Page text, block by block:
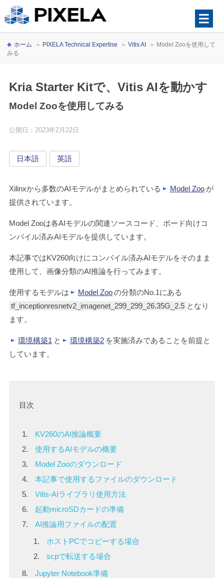
ホーム ＞ PIXELA Technical Expertise ＞ Vitis AI ＞
Model Zooを使用して
みる
Kria Starter Kitで、Vitis AIを動かす
Model Zooを使用してみる
公開日：2023年2月22日
日本語 英語
Xilinxから多数のAIモデルがまとめられている Model Zoo が
提供されています。
Model Zooは各AIモデルの関連ソースコード、ボード向けコ
ンパイル済みAIモデルを提供しています。
本記事ではKV260向けにコンパイル済みAIモデルをそのまま
使用して、画像分類のAI推論を行ってみます。
使用するモデルは Model Zooの分類のNo.1にある
tf_inceptionresnetv2_imagenet_299_299_26.35G_2.5 となり
ます。
環境構築1 と 環境構築2 を実施済みであることを前提と
しています。
目次
KV260のAI推論概要
使用するAIモデルの概要
Model Zooのダウンロード
本記事で使用するファイルのダウンロード
Vitis-AIライブラリ使用方法
起動microSDカードの準備
AI推論用ファイルの配置
ホストPCでコピーする場合
scpで転送する場合
Jupyter Notebook準備